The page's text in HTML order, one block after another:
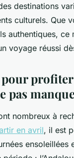
destinations
culturels. Que
authentiques,
voyage réussi
profiter
pas
nombreux à
en avril, il est
ensoleillées